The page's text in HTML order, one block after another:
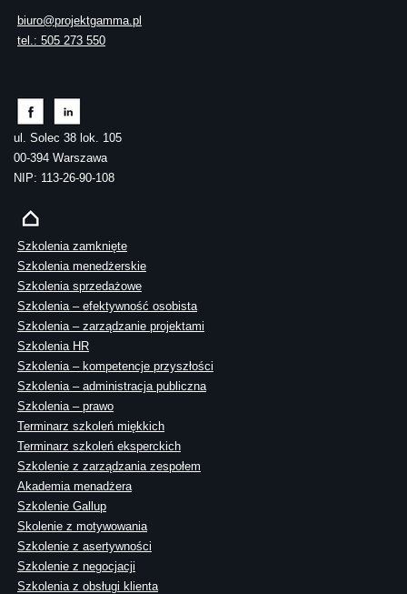
biuro@projektgamma.pl
tel.: 505 273 550
ul. Solec 38 lok. 105
00-394 Warszawa
NIP: 113-26-90-108
Szkolenia zamknięte
Szkolenia menedżerskie
Szkolenia sprzedażowe
Szkolenia – efektywność osobista
Szkolenia – zarządzanie projektami
Szkolenia HR
Szkolenia – kompetencje przyszłości
Szkolenia – administracja publiczna
Szkolenia – prawo
Terminarz szkoleń miękkich
Terminarz szkoleń eksperckich
Szkolenie z zarządzania zespołem
Akademia menadżera
Szkolenie Gallup
Skolenie z motywowania
Szkolenie z asertywności
Szkolenie z negocjacji
Szkolenia z obsługi klienta